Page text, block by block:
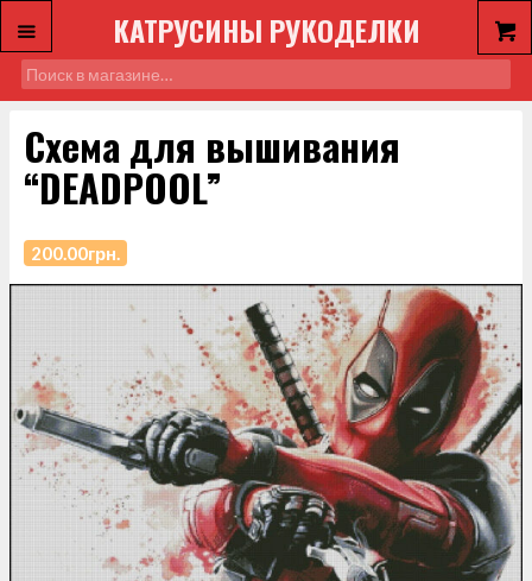
КАТРУСИНЫ РУКОДЕЛКИ
Схема для вышивания
“DEADPOOL”
200.00грн.